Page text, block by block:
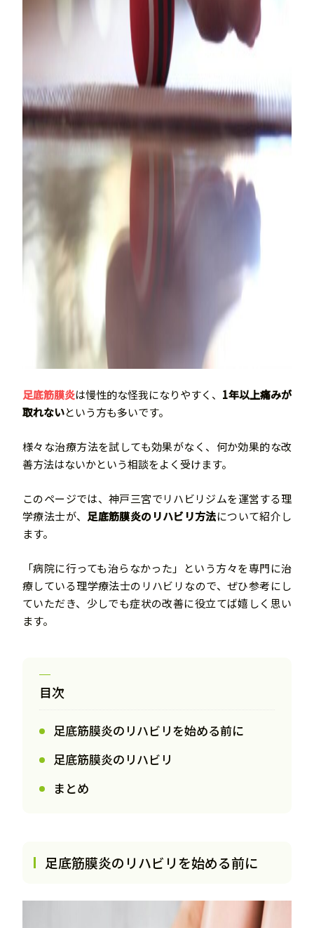
足底筋膜炎は慢性的な怪我になりやすく、 1年以上痛みが
取れないという方も多いです。
様々な治療方法を試しても効果がなく、何か効果的な改
善方法はないかという相談をよく受けます。
このページでは、神戸三宮でリハビリジムを運営する理
学療法士が、 足底筋膜炎のリハビリ方法について紹介し
ます。
「病院に行っても治らなかった」という方々を専門に治
療している理学療法士のリハビリなので、ぜひ参考にし
ていただき、少しでも症状の改善に役立てば嬉しく思い
ます。
目次
足底筋膜炎のリハビリを始める前に
足底筋膜炎のリハビリ
まとめ
足底筋膜炎のリハビリを始める前に